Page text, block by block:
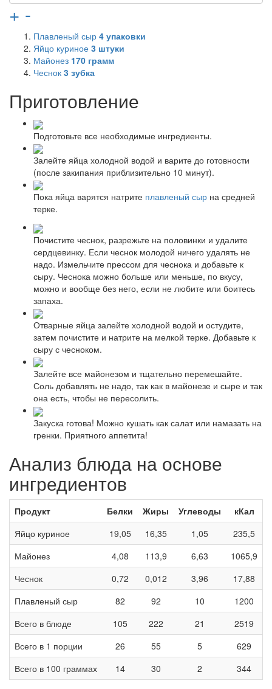
+ -
Плавленый сыр 4 упаковки
Яйцо куриное 3 штуки
Майонез 170 грамм
Чеснок 3 зубка
Приготовление
Подготовьте все необходимые ингредиенты.
Залейте яйца холодной водой и варите до готовности
(после закипания приблизительно 10 минут).
Пока яйца варятся натрите плавленый сыр на средней
терке.
Почистите чеснок, разрежьте на половинки и удалите
сердцевинку. Если чеснок молодой ничего удалять не
надо. Измельчите прессом для чеснока и добавьте к
сыру. Чеснока можно больше или меньше, по вкусу,
можно и вообще без него, если не любите или боитесь
запаха.
Отварные яйца залейте холодной водой и остудите,
затем почистите и натрите на мелкой терке. Добавьте к
сыру с чесноком.
Залейте все майонезом и тщательно перемешайте.
Соль добавлять не надо, так как в майонезе и сыре и так
она есть, чтобы не пересолить.
Закуска готова! Можно кушать как салат или намазать на
гренки. Приятного аппетита!
Анализ блюда на основе
ингредиентов
Продукт Белки Жиры Углеводы
кКал
Яйцо куриное
19,05 16,35 1,05
235,5
Майонез
4,08 113,9 6,63
1065,9
Чеснок
0,72 0,012 3,96
17,88
Плавленый сыр
82 92 10
1200
Всего в блюде
105 222 21
2519
Всего в 1 порции
26 55 5
629
Всего в 100 граммах
14 30 2 344